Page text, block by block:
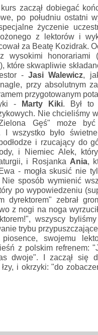
zaczął dobiegać
po południu ostatni
życzenie
z lektorów i
za Beatę Kozidrak.
wysokimi honorariami
które skwapliwie
-Jasi Walewicz,
przy absolutnym
przygotowanym
- Marty Kiki. Był to
Nie chcieliśmy
Gęś" może
I wszystko było
i rzucający do
i Niemiec Alek,
i Rosjanka Ania,
- mogła skusić nie
sposób wymienić
po wypowiedzeniu
dyrektorem" zebrał
z nogi na noga
wszyscy
trybu
swojemu
z polskim refrenem:
dwoje". I zaczął się
i okrzyki: "do